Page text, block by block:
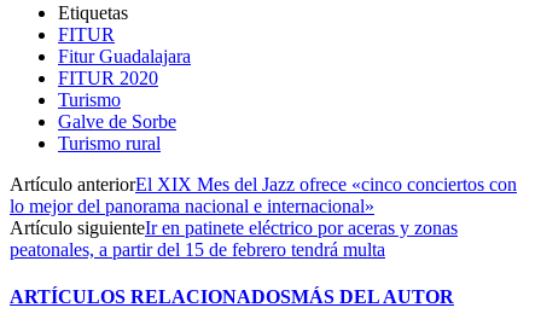
Etiquetas
FITUR
Fitur Guadalajara
FITUR 2020
Turismo
Galve de Sorbe
Turismo rural
Artículo anteriorEl XIX Mes del Jazz ofrece «cinco conciertos con
lo mejor del panorama nacional e internacional»
Artículo siguienteIr en patinete eléctrico por aceras y zonas
peatonales, a partir del 15 de febrero tendrá multa
ARTÍCULOS RELACIONADOSMÁS DEL AUTOR